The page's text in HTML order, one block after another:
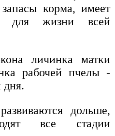
корма, имеет
для жизни всей
личинка матки
рабочей пчелы -
дня.
дольше,
все стадии